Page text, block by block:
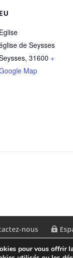
Eglise
de Seysses
, 31600 +
Map
nous
pour vous offrir